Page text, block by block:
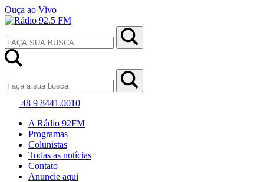
Ouça ao Vivo
48 9 8441.0010
A Rádio 92FM
Programas
Colunistas
Todas as notícias
Contato
Anuncie aqui